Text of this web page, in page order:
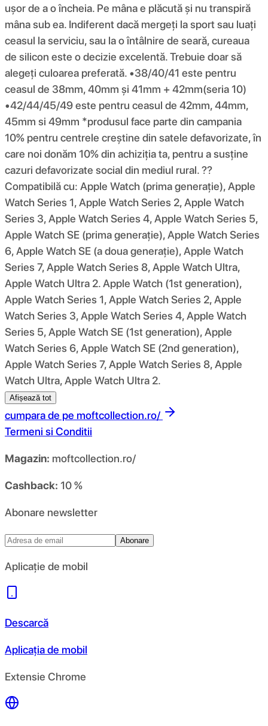
ușor de a o încheia. Pe mâna e plăcută și nu transpiră
mâna sub ea. Indiferent dacă mergeți la sport sau luați
ceasul la serviciu, sau la o întâlnire de seară, cureaua
de silicon este o decizie excelentă. Trebuie doar să
alegeți culoarea preferată. •38/40/41 este pentru
ceasul de 38mm, 40mm și 41mm + 42mm(seria 10)
•42/44/45/49 este pentru ceasul de 42mm, 44mm,
45mm si 49mm *produsul face parte din campania
10% pentru centrele creștine din satele defavorizate, în
care noi donăm 10% din achiziția ta, pentru a susține
cazuri defavorizate social din mediul rural. ??
Compatibilă cu: Apple Watch (prima generație), Apple
Watch Series 1, Apple Watch Series 2, Apple Watch
Series 3, Apple Watch Series 4, Apple Watch Series 5,
Apple Watch SE (prima generație), Apple Watch Series
6, Apple Watch SE (a doua generație), Apple Watch
Series 7, Apple Watch Series 8, Apple Watch Ultra,
Apple Watch Ultra 2. Apple Watch (1st generation),
Apple Watch Series 1, Apple Watch Series 2, Apple
Watch Series 3, Apple Watch Series 4, Apple Watch
Series 5, Apple Watch SE (1st generation), Apple
Watch Series 6, Apple Watch SE (2nd generation),
Apple Watch Series 7, Apple Watch Series 8, Apple
Watch Ultra, Apple Watch Ultra 2.
Afișează tot
cumpara de pe moftcollection.ro/
Termeni si Conditii
Magazin: moftcollection.ro/
Cashback: 10 %
Abonare newsletter
Abonare
Aplicație de mobil
Descarcă
Aplicația de mobil
Extensie Chrome